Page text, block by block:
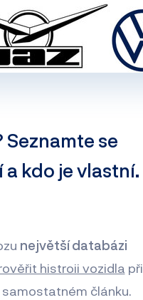
se
kdo je vlastní.
největší databázi
histroii vozidla při
článku.